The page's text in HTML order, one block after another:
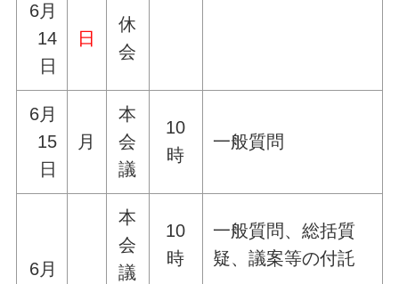
6月
14
日
日
休
会
6月
15
日
月
本
会
議
10
時
一般質問
6月
本
会
議
10
時
一般質問、総括質
疑、議案等の付託